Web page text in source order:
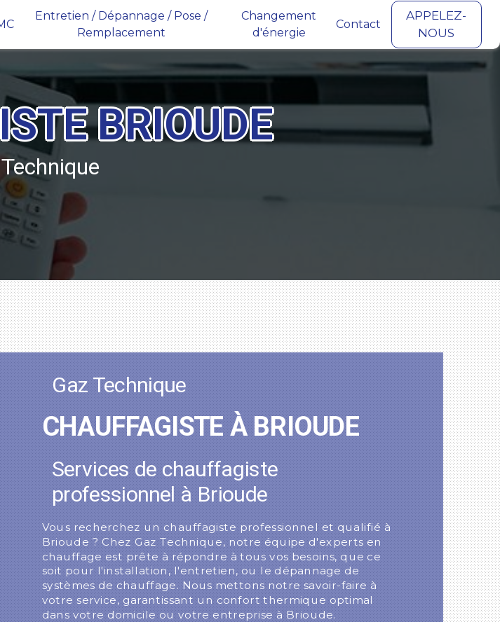
Entretien / Dépannage / Pose /
Remplacement
Changement
d'énergie
Contact
APPELEZ-
NOUS
BRIOUDE
Gaz Technique
CHAUFFAGISTE À BRIOUDE
Services de chauffagiste
professionnel à Brioude
Vous recherchez un chauffagiste professionnel et qualifié à
Brioude ? Chez Gaz Technique, notre équipe d'experts en
chauffage est prête à répondre à tous vos besoins, que ce
soit pour l'installation, l'entretien, ou le dépannage de
systèmes de chauffage. Nous mettons notre savoir-faire à
votre service, garantissant un confort thermique optimal
dans votre domicile ou votre entreprise à Brioude.